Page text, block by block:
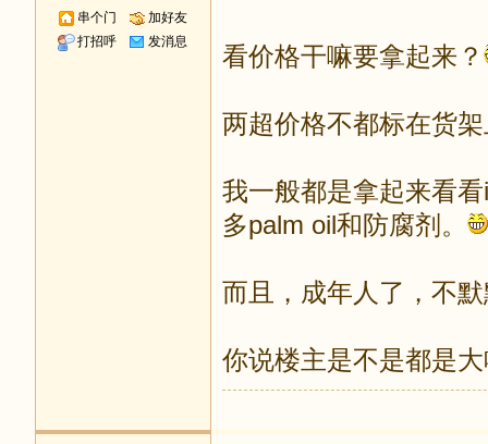
串个门
加好友
打招呼
发消息 看价格干嘛要拿起来？
两超价格不都标在货
我一般都是拿起来看
多palm oil和防腐剂。
而且，成年人了，不
你说楼主是不是都是